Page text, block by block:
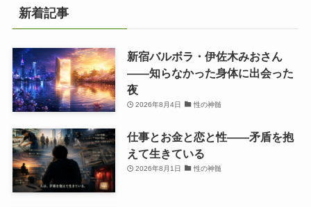
新着記事
新宿バルボラ・伊佐木みおさん
――知らなかった身体に出会った
夜
2026年8月4日 性の神髄
仕事とお金と恋と性——矛盾を抱
えて生きている
2026年8月1日 性の神髄